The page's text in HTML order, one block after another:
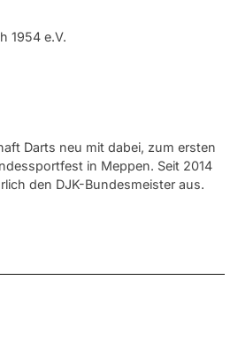
1954 e.V.
Darts neu mit dabei, zum ersten
in Meppen. Seit 2014
den DJK-Bundesmeister aus.